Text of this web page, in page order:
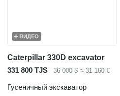
ВИДЕО
Caterpillar 330D excavator
331 800 TJS
36 000 $ ≈ 31 160 €
Гусеничный экскаватор